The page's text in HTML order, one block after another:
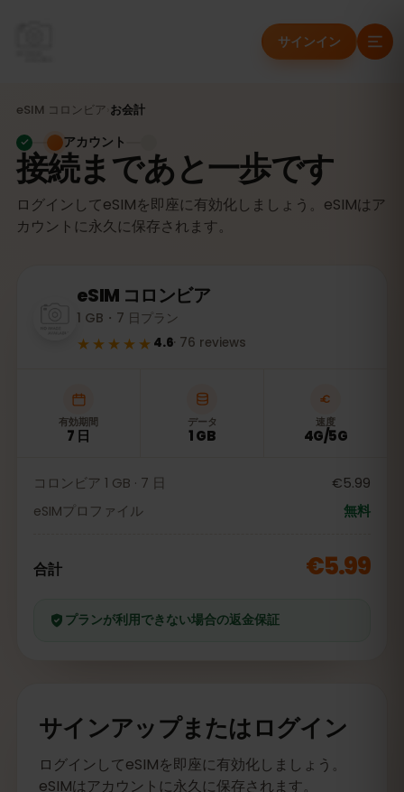
サインイン
eSIM コロンビア お会計
接続まであと一歩です
ログインしてeSIMを即座に有効化しましょう。eSIMはア
カウントに永久に保存されます。
アカウント
eSIM コロンビア
1 GB・7 日プラン
★★★★★ 4.6· 76 reviews
有効期間
7 日
データ
1 GB
速度
4G/5G
コロンビア 1 GB · 7 日
€5.99
eSIMプロファイル
無料
合計 €5.99
プランが利用できない場合の返金保証
サインアップまたはログイン
ログインしてeSIMを即座に有効化しましょう。
eSIMはアカウントに永久に保存されます。